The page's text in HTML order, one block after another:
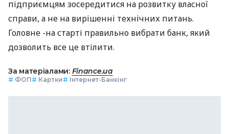
підприємцям зосередитися на розвитку власної
справи, а не на вирішенні технічних питань.
Головне -на старті правильно вибрати банк, який
дозволить все це втілити.
За матеріалами: Finance.ua
# ФОП# Картки# Інтернет-Банкінг